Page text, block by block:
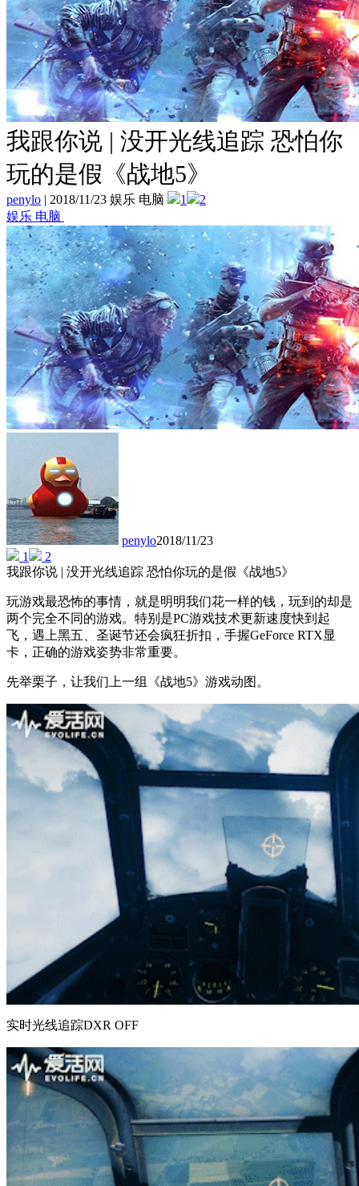
我跟你说 | 没开光线追踪 恐怕你
玩的是假《战地5》
penylo | 2018/11/23 娱乐 电脑 1
2
娱乐 电脑
penylo2018/11/23
1
2
我跟你说 | 没开光线追踪 恐怕你玩的是假《战地5》
玩游戏最恐怖的事情，就是明明我们花一样的钱，玩到的却是
两个完全不同的游戏。特别是PC游戏技术更新速度快到起
飞，遇上黑五、圣诞节还会疯狂折扣，手握GeForce RTX显
卡，正确的游戏姿势非常重要。
先举栗子，让我们上一组《战地5》游戏动图。
实时光线追踪DXR OFF